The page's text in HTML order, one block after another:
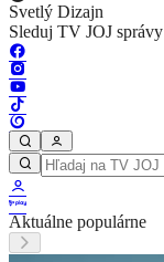
Svetlý Dizajn
Sleduj TV JOJ správy
Aktuálne populárne